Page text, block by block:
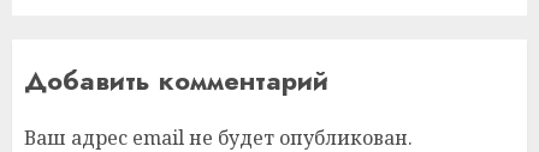
Добавить комментарий
Ваш адрес email не будет опубликован.